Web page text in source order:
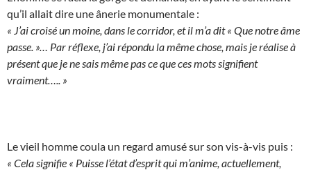
qu’il allait dire une ânerie monumentale :
« J’ai croisé un moine, dans le corridor, et il m’a dit « Que notre âme
passe. »… Par réflexe, j’ai répondu la même chose, mais je réalise à
présent que je ne sais même pas ce que ces mots signifient
vraiment….. »
Le vieil homme coula un regard amusé sur son vis-à-vis puis :
« Cela signifie « Puisse l’état d’esprit qui m’anime, actuellement,